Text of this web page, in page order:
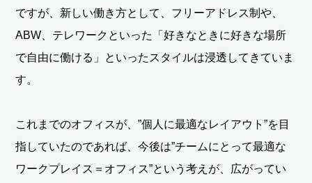
ですが、新しい働き方として、フリーアドレス制や、
ABW、テレワークといった「好きなときに好きな場所
で自由に働ける」といったスタイルは浸透してきていま
す。
これまでのオフィスが、”個人に最適なレイアウト”を目
指していたのであれば、今後は”チームにとって最適な
ワークプレイス＝オフィス”という考えが、広がってい